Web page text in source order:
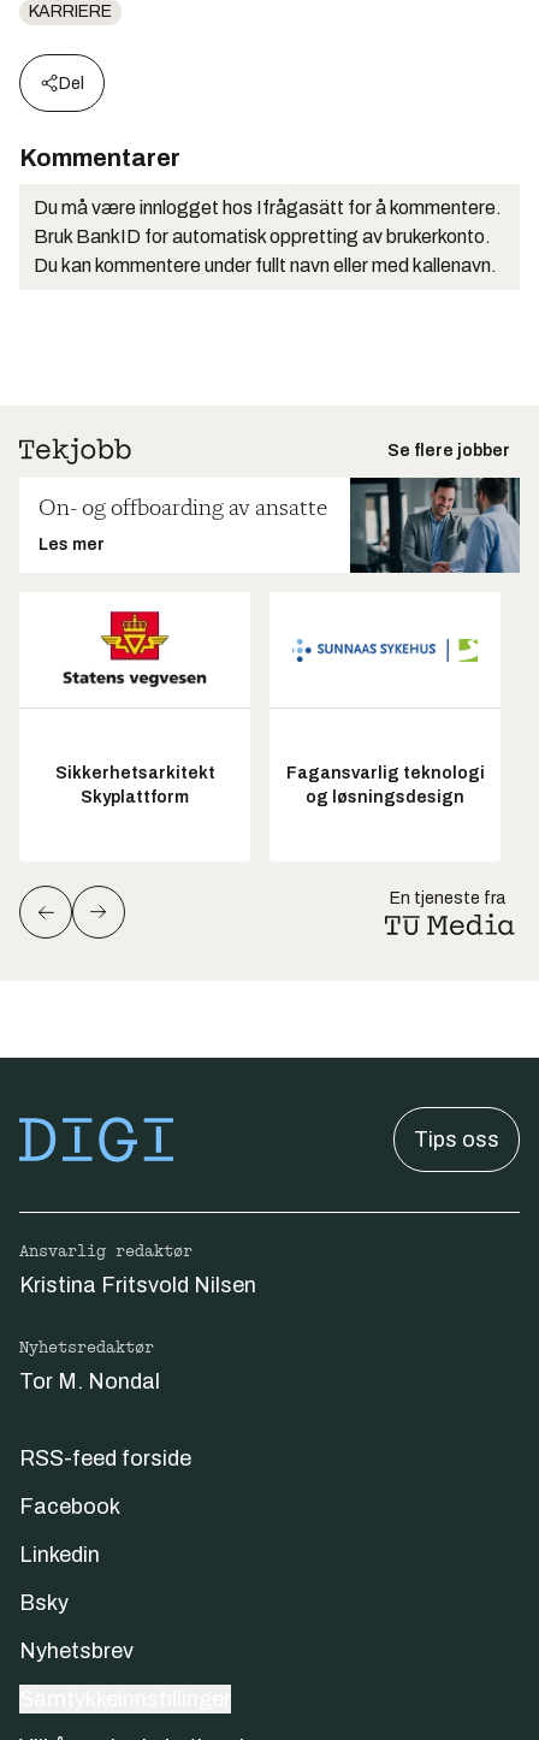
KARRIERE
Del
Kommentarer
Du må være innlogget hos Ifrågasätt for å kommentere.
Bruk BankID for automatisk oppretting av brukerkonto.
Du kan kommentere under fullt navn eller med kallenavn.
Se flere jobber
On- og offboarding av ansatte
Les mer
Sikkerhetsarkitekt
Skyplattform
Fagansvarlig teknologi
og løsningsdesign
En tjeneste fra
Tips oss
Ansvarlig redaktør
Kristina Fritsvold Nilsen
Nyhetsredaktør
Tor M. Nondal
RSS-feed forside
Facebook
Linkedin
Bsky
Nyhetsbrev